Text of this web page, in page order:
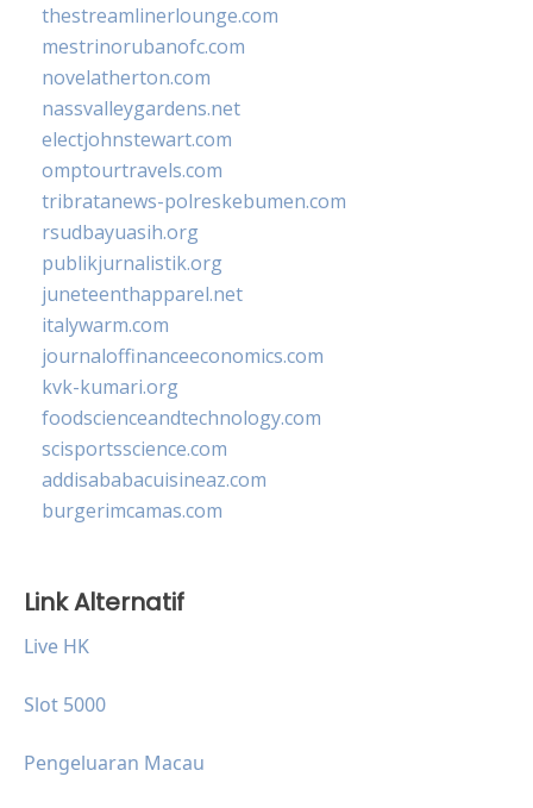
thestreamlinerlounge.com
mestrinorubanofc.com
novelatherton.com
nassvalleygardens.net
electjohnstewart.com
omptourtravels.com
tribratanews-polreskebumen.com
rsudbayuasih.org
publikjurnalistik.org
juneteenthapparel.net
italywarm.com
journaloffinanceeconomics.com
kvk-kumari.org
foodscienceandtechnology.com
scisportsscience.com
addisababacuisineaz.com
burgerimcamas.com
Link Alternatif
Live HK
Slot 5000
Pengeluaran Macau